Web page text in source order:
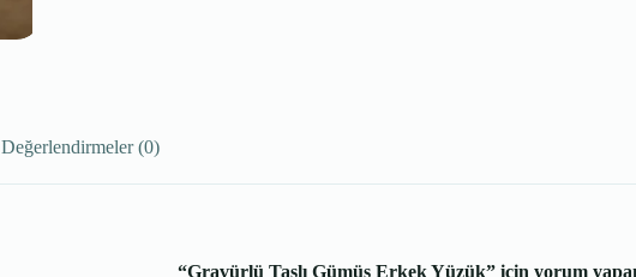
Değerlendirmeler (0)
“Gravürlü Taşlı Gümüş Erkek Yüzük” için yorum